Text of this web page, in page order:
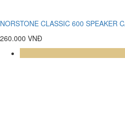
NORSTONE CLASSIC 600 SPEAKER
260.000 VNĐ